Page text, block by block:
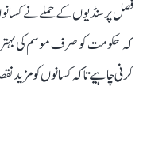
فصل پر سنڈیوں کے حملے نے
کہ حکومت کو صرف موسم کی بہتری
کرنی چاہیے تاکہ کسانوں کو مزید